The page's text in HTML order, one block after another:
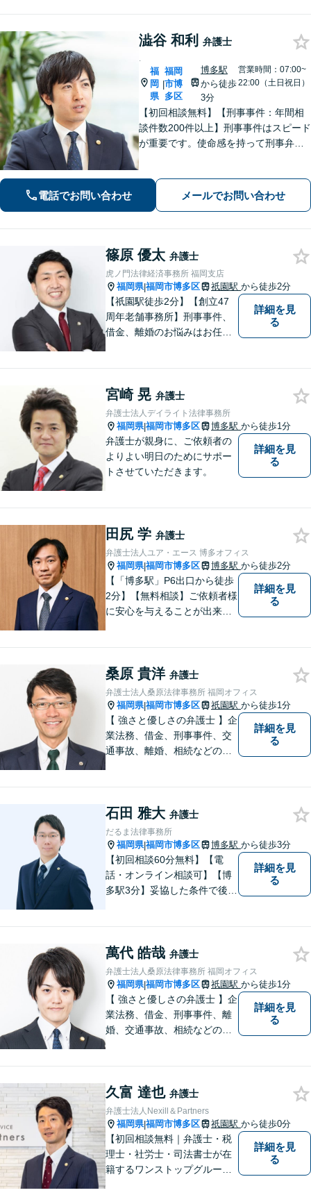
澁谷 和利 弁護士
.
福
岡
県
|
福岡
市博
多区
博多駅
から徒歩
3分
営業時間：07:00~
22:00（土日祝日）
【初回相談無料】【刑事事件：年間相
談件数200件以上】刑事事件はスピード
が重要です。使命感を持って刑事弁護
対応可能：通訳を介さず英語で直接サ
ポート】
電話でお問い合わせ メールでお問い合わせ
篠原 優太 弁護士
虎ノ門法律経済事務所 福岡支店
福岡県|福岡市博多区 祇園駅 から徒歩2分
【祇園駅徒歩2分】【創立47
周年老舗事務所】刑事事件、
借金、離婚のお悩みはお任せ
熱を持って、難しい案件も諦
めずに解決を目指します。
【他士業連携】
詳細を見
る
宮崎 晃 弁護士
弁護士法人デイライト法律事務所
福岡県|福岡市博多区 博多駅 から徒歩1分
弁護士が親身に、ご依頼者の
よりよい明日のためにサポー
トさせていただきます。
詳細を見
る
田尻 学 弁護士
弁護士法人ユア・エース 博多オフィス
福岡県|福岡市博多区 博多駅 から徒歩2分
【「博多駅」P6出口から徒歩
2分】【無料相談】ご依頼者様
に安心を与えることが出来る
いただくために、これからも
研鑽を積んでいきたいと考え
ております。
詳細を見
る
桑原 貴洋 弁護士
弁護士法人桑原法律事務所 福岡オフィス
福岡県|福岡市博多区 祇園駅 から徒歩1分
【 強さと優しさの弁護士 】企
業法務、借金、刑事事件、交
通事故、離婚、相続などのご
なリーガルサービスを提供い
たします。
詳細を見
る
石田 雅大 弁護士
だるま法律事務所
福岡県|福岡市博多区 博多駅 から徒歩3分
【初回相談60分無料】【電
話・オンライン相談可】【博
多駅3分】妥協した条件で後悔
現実的な解決策をご提案いた
しますので、まずはお気軽に
ご相談ください。
詳細を見
る
萬代 皓哉 弁護士
弁護士法人桑原法律事務所 福岡オフィス
福岡県|福岡市博多区 祇園駅 から徒歩1分
【 強さと優しさの弁護士 】企
業法務、借金、刑事事件、離
婚、交通事故、相続などのご
なリーガルサービスを提供い
たします。
詳細を見
る
久富 達也 弁護士
弁護士法人Nexill＆Partners
福岡県|福岡市博多区 祇園駅 から徒歩0分
【初回相談無料｜弁護士・税
理士・社労士・司法書士が在
籍するワンストップグルー
詳細を見
る